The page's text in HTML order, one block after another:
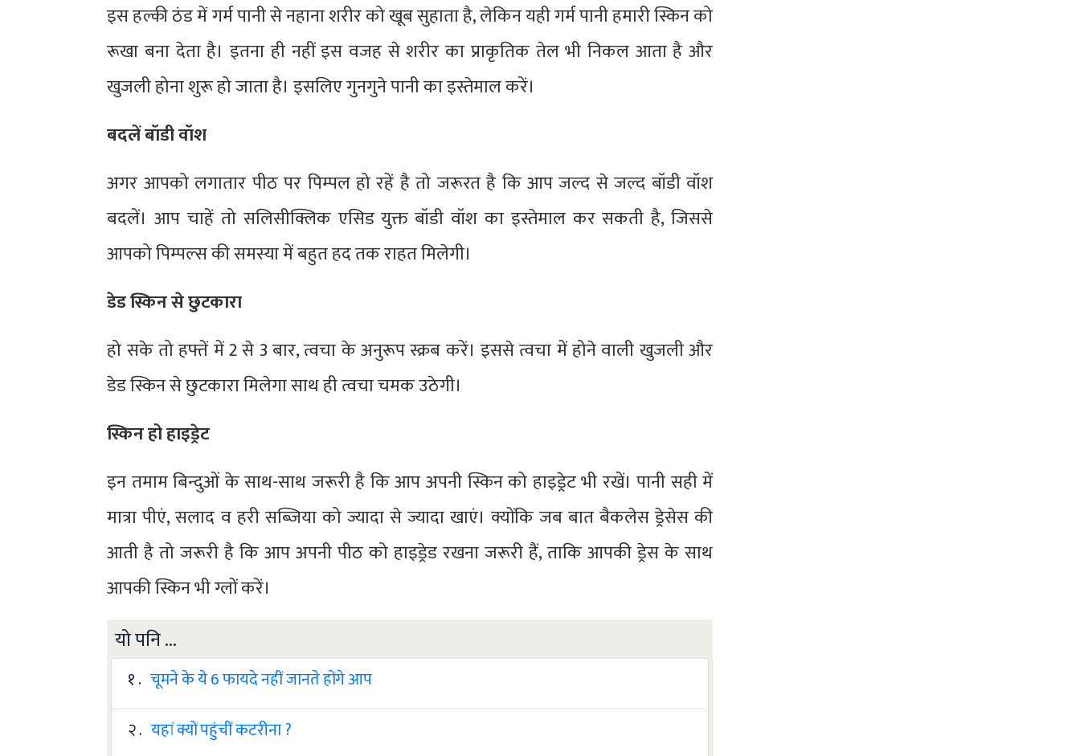
इस हल्की ठंड में गर्म पानी से नहाना शरीर को खूब सुहाता है, लेकिन यही गर्म पानी हमारी स्किन को
रूखा बना देता है। इतना ही नहीं इस वजह से शरीर का प्राकृतिक तेल भी निकल आता है और
खुजली होना शुरू हो जाता है। इसलिए गुनगुने पानी का इस्तेमाल करें।
बदलें बॉडी वॉश
अगर आपको लगातार पीठ पर पिम्पल हो रहें है तो जरूरत है कि आप जल्द से जल्द बॉडी वॉश
बदलें। आप चाहें तो सलिसीक्लिक एसिड युक्त बॉडी वॉश का इस्तेमाल कर सकती है, जिससे
आपको पिम्पल्स की समस्या में बहुत हद तक राहत मिलेगी।
डेड स्किन से छुटकारा
हो सके तो हफ्तें में 2 से 3 बार, त्वचा के अनुरूप स्क्रब करें। इससे त्वचा में होने वाली खुजली और
डेड स्किन से छुटकारा मिलेगा साथ ही त्वचा चमक उठेगी।
स्किन हो हाइड्रेट
इन तमाम बिन्दुओं के साथ-साथ जरूरी है कि आप अपनी स्किन को हाइड्रेट भी रखें। पानी सही में
मात्रा पीएं, सलाद व हरी सब्जिया को ज्यादा से ज्यादा खाएं। क्योंकि जब बात बैकलेस ड्रेसेस की
आती है तो जरूरी है कि आप अपनी पीठ को हाइड्रेड रखना जरूरी हैं, ताकि आपकी ड्रेस के साथ
आपकी स्किन भी ग्लों करें।
यो पनि ...
१ . चूमने के ये 6 फायदे नहीं जानते होंगे आप
२ . यहां क्यों पहुंचीं कटरीना ?